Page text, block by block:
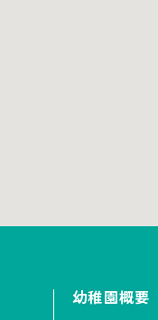
幼稚園概要